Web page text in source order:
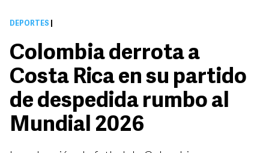
DEPORTES
Colombia derrota a
Costa Rica en su partido
de despedida rumbo al
Mundial 2026